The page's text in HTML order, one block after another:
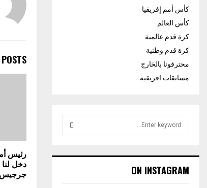
رئيس
دخل
كأس أمم إفريقيا
كأس العالم
كرة قدم عالمية
كرة قدم وطنية
محترفونا بالخارج
مسابقات افريقية
h
ON INSTAGRAM